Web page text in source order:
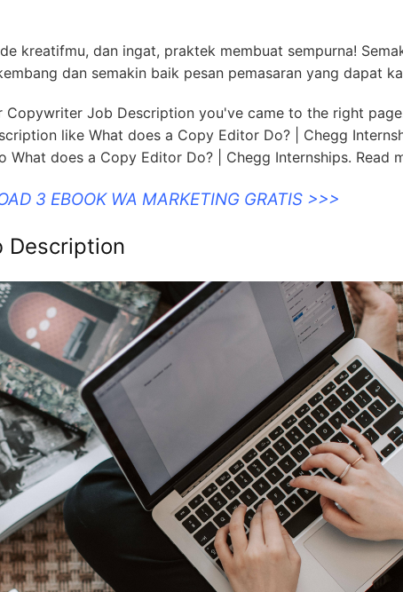
kreatifmu, dan ingat, praktek membuat sempurna!
dan semakin baik pesan pemasaran yang dapat
Copywriter Job Description you've came to the right
like What does a Copy Editor Do? | Chegg
What does a Copy Editor Do? | Chegg Internships. Read
3 EBOOK WA MARKETING GRATIS >>>
Description